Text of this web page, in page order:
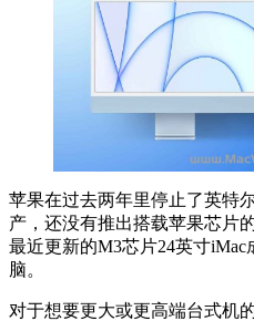
苹果在过去两年里停止了英特
产，还没有推出搭载苹果芯片
最近更新的M3芯片24英寸
脑。
对于想要更大或更高端台式机